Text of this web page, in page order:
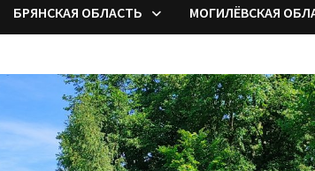
БРЯНСКАЯ ОБЛАСТЬ МОГИЛЁВСКАЯ